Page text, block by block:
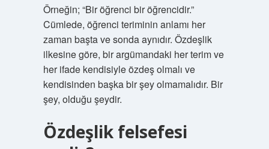
Örneğin; “Bir öğrenci bir öğrencidir.”
Cümlede, öğrenci teriminin anlamı her
zaman başta ve sonda aynıdır. Özdeşlik
ilkesine göre, bir argümandaki her terim ve
her ifade kendisiyle özdeş olmalı ve
kendisinden başka bir şey olmamalıdır. Bir
şey, olduğu şeydir.
Özdeşlik felsefesi